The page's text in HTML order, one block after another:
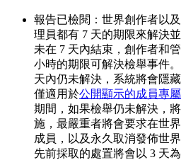
報告已檢閱 ：世界創作者以
理員都有 7 天的期限來解決
未在 7 天內結束，創作者和
小時的期限可解決檢舉事件
天內仍未解決，系統將會隱
僅適用於公開顯示的成員專
期間，如果檢舉仍未解決，
施，最嚴重者將會要求在世
成員，以及永久取消發佈世
先前採取的處置將會以 3 天